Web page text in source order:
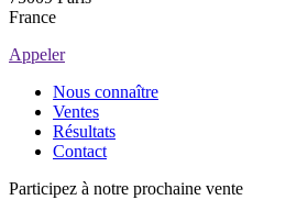
France
Appeler
Nous connaître
Ventes
Résultats
Contact
Participez à notre prochaine vente